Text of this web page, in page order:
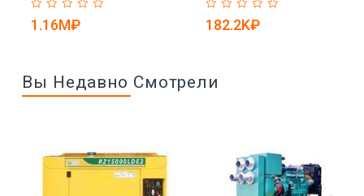
1.16M₽
шахт (арт. 25-30071705)
182.2K₽
Вы Недавно Смотрели